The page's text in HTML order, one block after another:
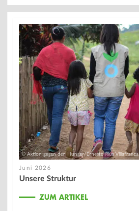
© Aktion gegen den Hunger/Ernesto Rius Villafranca
Juni 2026
Unsere Struktur
ZUM ARTIKEL